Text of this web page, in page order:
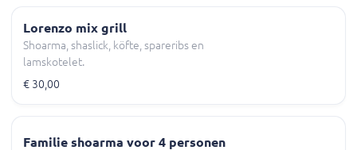
Lorenzo mix grill
Shoarma, shaslick, köfte, spareribs en
lamskotelet.
€ 30,00
Familie shoarma voor 4 personen